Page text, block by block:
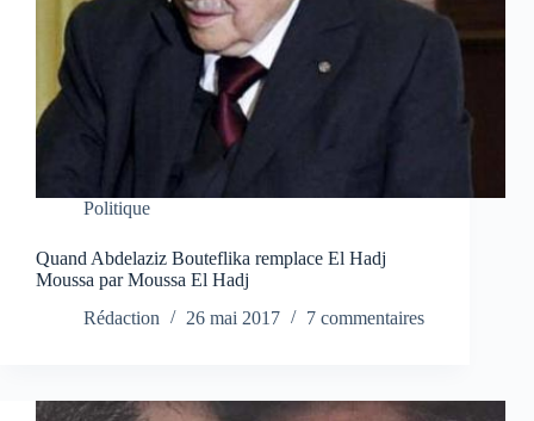
Politique
Quand Abdelaziz Bouteflika remplace El Hadj
Moussa par Moussa El Hadj
Rédaction
26 mai 2017 7 commentaires